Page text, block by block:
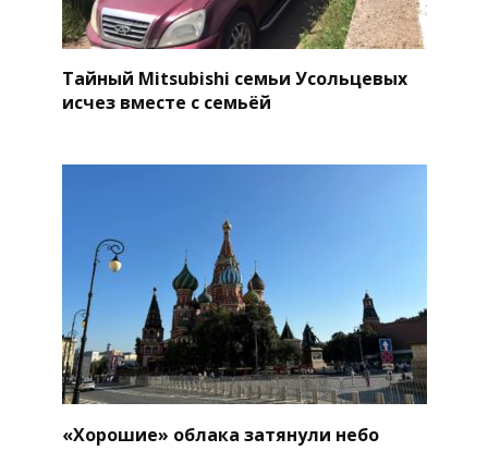
Тайный Mitsubishi семьи Усольцевых
исчез вместе с семьёй
«Хорошие» облака затянули небо